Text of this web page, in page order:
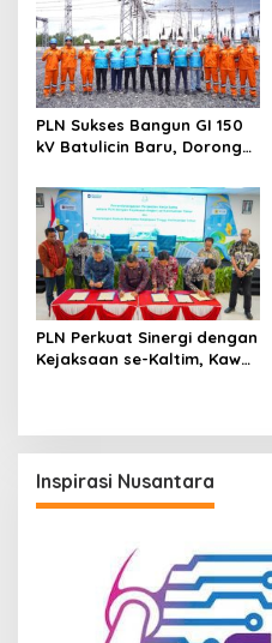
PLN Sukses Bangun GI 150
kV Batulicin Baru, Dorong
Batulicin
PLN Perkuat Sinergi dengan
Kejaksaan se-Kaltim, Kawal
Inspirasi Nusantara